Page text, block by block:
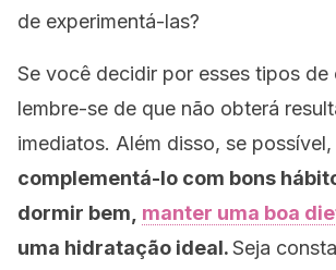
de experimentá-las?
Se você decidir por esses tipos de
lembre-se de que não obterá
imediatos. Além disso, se possível,
complementá-lo com bons
dormir bem, manter uma boa
uma hidratação ideal.Seja